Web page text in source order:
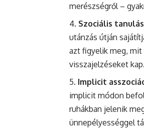
merészségről –
Szociális tanulás
utánzás útján
azt figyelik meg, mit
visszajelzéseket kap.
Implicit
implicit módon
ruhákban jelenik
ünnepélyességgel